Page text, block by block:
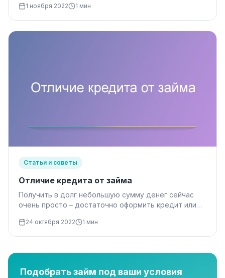
Банк…
1 ноября 2022 1 мин
Статьи и советы
Отличие кредита от займа
Получить в долг небольшую сумму денег сейчас
очень просто – достаточно оформить кредит или
24 октября 2022 1 мин
Подобрать займ под ваши условия